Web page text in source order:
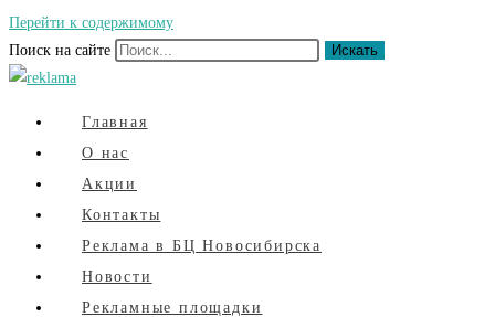
Перейти к содержимому
Поиск на сайте
Искать
Главная
О нас
Акции
Контакты
Реклама в БЦ Новосибирска
Новости
Рекламные площадки